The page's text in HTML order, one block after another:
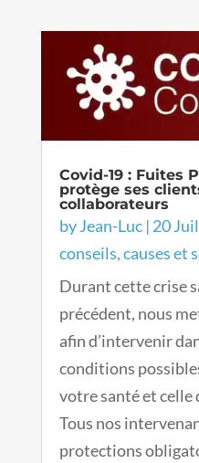
Covid-19 : Fuites
protège ses
collaborateurs
byJean-Luc| 20
conseils, causes et
Durant cette crise
précédent, nous
afin d’intervenir
conditions
votre santé et celle
Tous nos
protections